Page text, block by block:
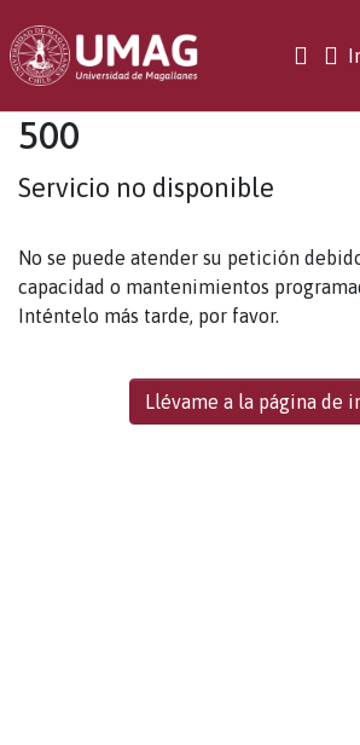
500
Servicio no disponible
No se puede atender su petición
capacidad o mantenimientos
Inténtelo más tarde, por favor.
Llévame a la página de